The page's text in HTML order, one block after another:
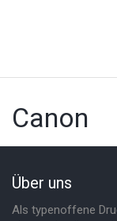
Canon
Über uns
Als typenoffene